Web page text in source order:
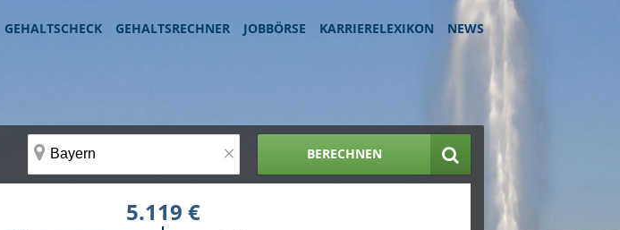
GEHALTSCHECK GEHALTSRECHNER JOBBÖRSE KARRIERELEXIKON NEWS
× BERECHNEN
5.119 €